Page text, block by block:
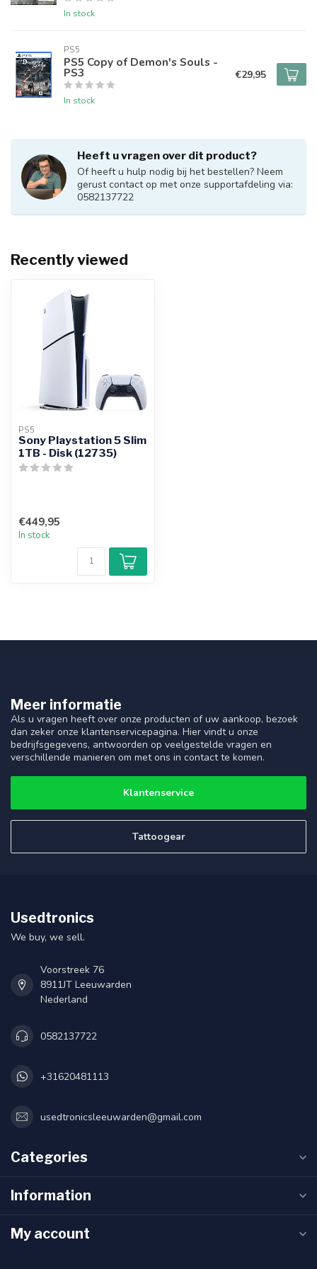
In stock
PS5
PS5 Copy of Demon's Souls -
PS3
In stock
€29,95
Heeft u vragen over dit product?
Of heeft u hulp nodig bij het bestellen? Neem
gerust contact op met onze supportafdeling via:
0582137722
Recently viewed
PS5
Sony Playstation 5 Slim
1TB - Disk (12735)
€449,95
In stock
Meer informatie
Als u vragen heeft over onze producten of uw aankoop, bezoek
dan zeker onze klantenservicepagina. Hier vindt u onze
bedrijfsgegevens, antwoorden op veelgestelde vragen en
verschillende manieren om met ons in contact te komen.
Klantenservice
Tattoogear
Usedtronics
We buy, we sell.
Voorstreek 76
8911JT Leeuwarden
Nederland
0582137722
+31620481113
usedtronicsleeuwarden@gmail.com
Categories
Information
My account